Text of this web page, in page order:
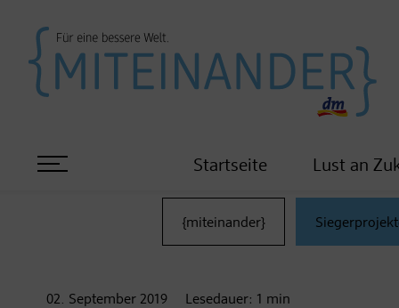
Startseite Lust an
{miteinander}
02. September 2019 Lesedauer: 1 min